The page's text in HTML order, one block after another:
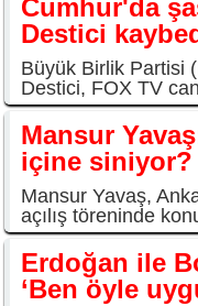
Cumhur'da
Destici
Büyük Birlik Partisi
Destici, FOX TV
Mansur
içine siniyor?
Mansur Yavaş,
açılış töreninde
Erdoğan ile
‘Ben öyle